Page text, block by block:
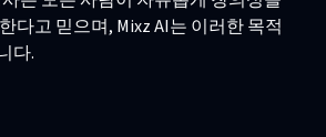
다고 믿으며, Mixz AI는 이러한 목적
다.